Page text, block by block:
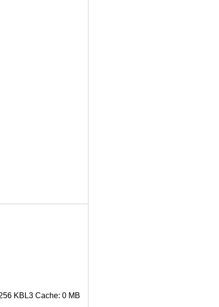
KBL3 Cache: 0 MB